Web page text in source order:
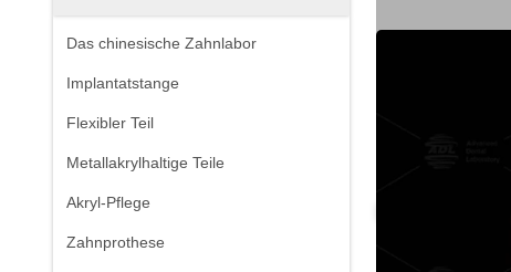
Das chinesische Zahnlabor
Implantatstange
Flexibler Teil
Metallakrylhaltige Teile
Akryl-Pflege
Zahnprothese